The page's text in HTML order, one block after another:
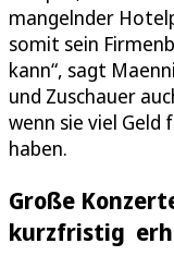
mangelnder
somit sein
kann“, sagt
und Zuschauer
wenn sie viel Geld
haben.
Große
kurzfristig